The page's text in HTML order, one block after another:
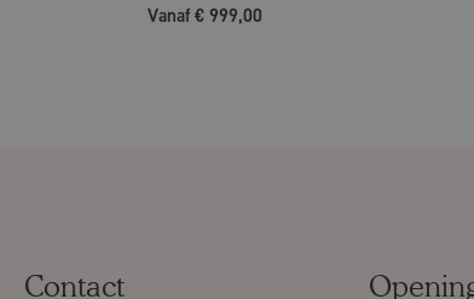
Vanaf € 999,00
Contact